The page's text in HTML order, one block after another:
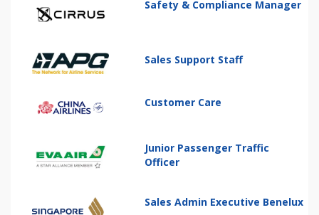
Safety & Compliance Manager
Sales Support Staff
Customer Care
Junior Passenger Traffic
Officer
Sales Admin Executive Benelux